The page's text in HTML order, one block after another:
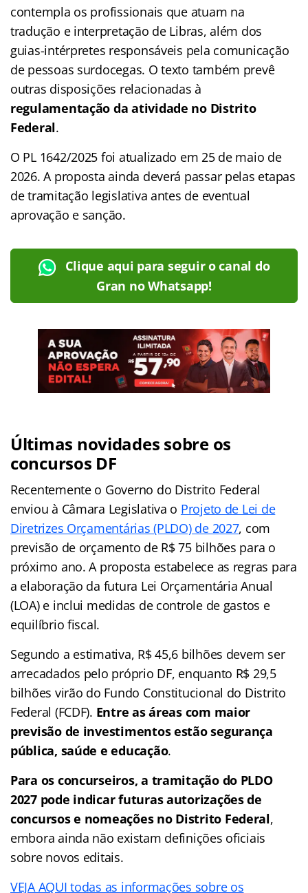
contempla os profissionais que atuam na
tradução e interpretação de Libras, além dos
guias-intérpretes responsáveis pela comunicação
de pessoas surdocegas. O texto também prevê
outras disposições relacionadas à
regulamentação da atividade no Distrito
Federal.
O PL 1642/2025 foi atualizado em 25 de maio de
2026. A proposta ainda deverá passar pelas etapas
de tramitação legislativa antes de eventual
aprovação e sanção.
Clique aqui para seguir o canal do
Gran no Whatsapp!
Últimas novidades sobre os
concursos DF
Recentemente o Governo do Distrito Federal
enviou à Câmara Legislativa o Projeto de Lei de
Diretrizes Orçamentárias (PLDO) de 2027, com
previsão de orçamento de R$ 75 bilhões para o
próximo ano. A proposta estabelece as regras para
a elaboração da futura Lei Orçamentária Anual
(LOA) e inclui medidas de controle de gastos e
equilíbrio fiscal.
Segundo a estimativa, R$ 45,6 bilhões devem ser
arrecadados pelo próprio DF, enquanto R$ 29,5
bilhões virão do Fundo Constitucional do Distrito
Federal (FCDF). Entre as áreas com maior
previsão de investimentos estão segurança
pública, saúde e educação.
Para os concurseiros, a tramitação do PLDO
2027 pode indicar futuras autorizações de
concursos e nomeações no Distrito Federal,
embora ainda não existam definições oficiais
sobre novos editais.
VEJA AQUI todas as informações sobre os